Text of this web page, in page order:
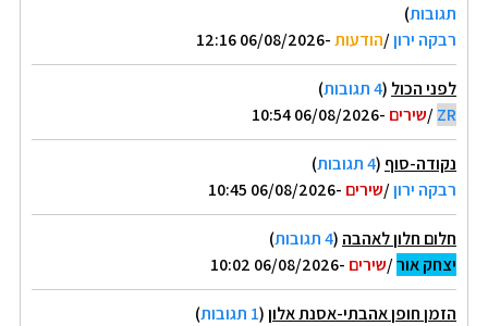
תגובות)
רבקה ירון/הודעות-06/08/2026 12:16
לפני הכול (4 תגובות
)
ZR
/שירים -06/08/2026 10:54
נקודה-סוף (4 תגובות
)
רבקה ירון/שירים -06/08/2026 10:45
חלום חלון לאהבה (4 תגובות
)
יצחק אור/שירים -06/08/2026 10:02
הזמן חופן אהבתי-אסנת אלון(1 תגובות
)